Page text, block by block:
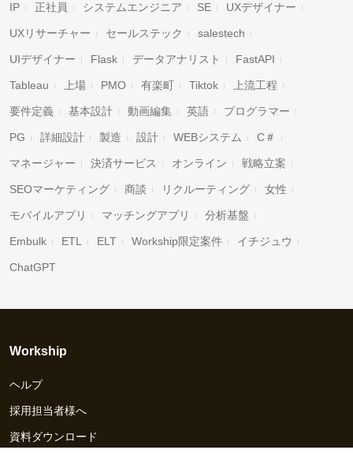
IP 正社員 システムエンジニア SE UXデザイナー
UXリサーチャー セールステック salestech
UIデザイナー Flask データアナリスト FastAPI
Tableau 上場 PMO 有楽町 Tiktok 上流工程
要件定義 基本設計 動画編集 英語 プログラマー
PG 詳細設計 製造 設計 WEBシステム C＃
マネージャー 決済サービス オンライン 戦略立案
SEOマーケティング 商談 リクルーティング 女性
モバイルアプリ マッチングアプリ 分析基盤
Embulk ETL ELT Workship限定案件 イチジュウ
ChatGPT
Workship
ヘルプ
採用担当者様へ
資料ダウンロード